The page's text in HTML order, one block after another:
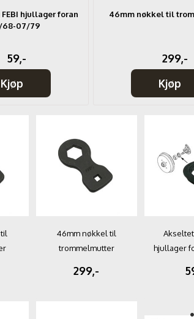
hjullager foran
68-07/79
59,-
Kjøp
46mm nøkkel til
299,-
Kjøp
46mm nøkkel til
trommelmutter
299,-
hjullager